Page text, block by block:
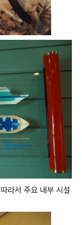
라서 주요 내부 시설